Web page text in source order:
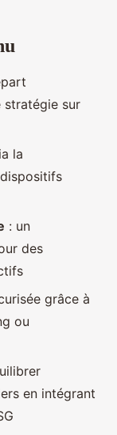
stratégie sur
la
: un
des
grâce à
ou
en intégrant